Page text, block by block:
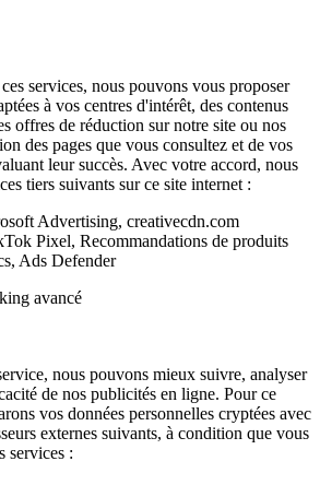
services, nous pouvons vous proposer
à vos centres d'intérêt, des contenus
offres de réduction sur notre site ou nos
des pages que vous consultez et de vos
leur succès. Avec votre accord, nous
tiers suivants sur ce site internet :
Advertising, creativecdn.com
Pixel, Recommandations de produits
Ads Defender
avancé
nous pouvons mieux suivre, analyser
de nos publicités en ligne. Pour ce
vos données personnelles cryptées avec
externes suivants, à condition que vous
services :